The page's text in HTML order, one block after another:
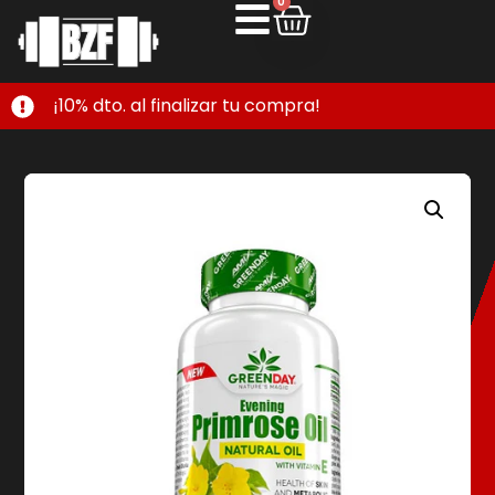
¡10% dto. al finalizar tu compra!